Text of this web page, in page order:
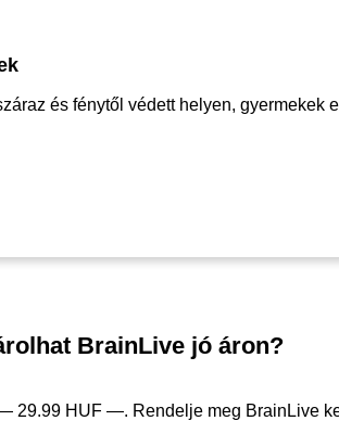
és fénytől védett helyen, gyermekek
BrainLive jó áron?
— 29.99 HUF —. Rendelje meg BrainLive